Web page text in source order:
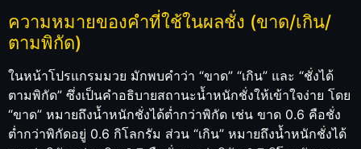
ความหมายของคำที่ใช้ในผลชั่ง (ขาด/เกิน/
ตามพิกัด)
ในหน้าโปรแกรมมวย มักพบคำว่า “ขาด” “เกิน” และ “ชั่งได้
ตามพิกัด” ซึ่งเป็นคำอธิบายสถานะน้ำหนักชั่งให้เข้าใจง่าย โดย
“ขาด” หมายถึงน้ำหนักชั่งได้ต่ำกว่าพิกัด เช่น ขาด 0.6 คือชั่ง
ต่ำกว่าพิกัดอยู่ 0.6 กิโลกรัม ส่วน “เกิน” หมายถึงน้ำหนักชั่งได้